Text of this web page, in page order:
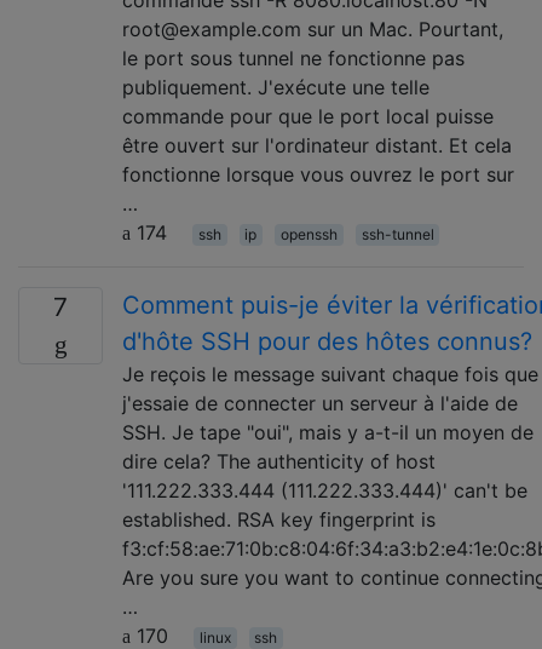
root@example.com sur un Mac. Pourtant,
le port sous tunnel ne fonctionne pas
publiquement. J'exécute une telle
commande pour que le port local puisse
être ouvert sur l'ordinateur distant. Et cela
fonctionne lorsque vous ouvrez le port sur
…
174
ssh ip openssh ssh-tunnel
7
Comment puis-je éviter la
d'hôte SSH pour des hôtes connus?
Je reçois le message suivant chaque fois que
j'essaie de connecter un serveur à l'aide de
SSH. Je tape "oui", mais y a-t-il un moyen de
dire cela? The authenticity of host
'111.222.333.444 (111.222.333.444)' can't be
established. RSA key fingerprint is
Are you sure you want to continue
…
170
linux ssh